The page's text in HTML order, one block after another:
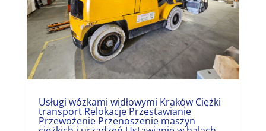
Usługi wózkami widłowymi Kraków Ciężki
transport Relokacje Przestawianie
Przewożenie Przenoszenie maszyn